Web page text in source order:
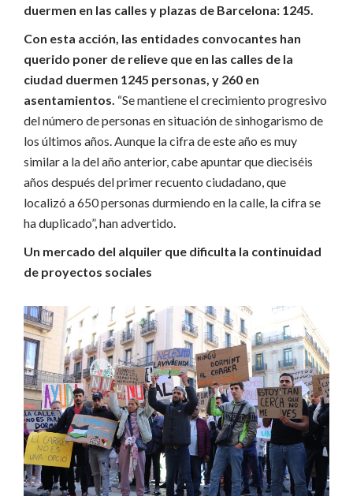
duermen en las calles y plazas de Barcelona: 1245.
Con esta acción, las entidades convocantes han
querido poner de relieve que en las calles de la
ciudad duermen 1245 personas, y 260 en
asentamientos. “Se mantiene el crecimiento progresivo
del número de personas en situación de sinhogarismo de
los últimos años. Aunque la cifra de este año es muy
similar a la del año anterior, cabe apuntar que dieciséis
años después del primer recuento ciudadano, que
localizó a 650 personas durmiendo en la calle, la cifra se
ha duplicado”, han advertido.
Un mercado del alquiler que dificulta la continuidad
de proyectos sociales